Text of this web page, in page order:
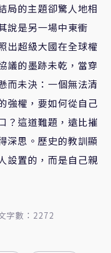
局的主題卻驚人地相
說是另一場中東衝
出超級大國在全球權
議的墨跡未乾，當穿
而未決：一個無法清
強權，要如何從自己
？這道難題，遠比摧
深思。歷史的教訓顯
設置的，而是自己親
字數：2272